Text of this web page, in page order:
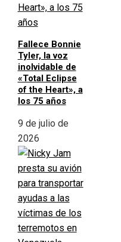
Fallece Bonnie
Tyler, la voz
inolvidable de
«Total Eclipse
of the Heart», a
los 75 años
9 de julio de
2026